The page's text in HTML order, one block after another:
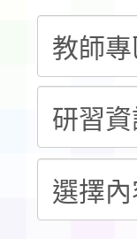
告(
賽實
本市
程安
「桃
展演
請一